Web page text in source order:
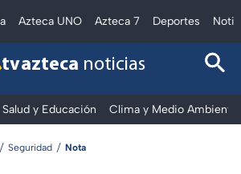
Azteca UNO Azteca 7 Deportes
tv azteca noticias
Salud y Educación Clima y Medio Ambiente
Seguridad Nota